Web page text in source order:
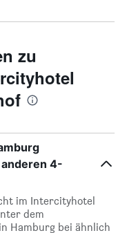
zu
4-
im Intercityhotel
dem
Hamburg bei ähnlich